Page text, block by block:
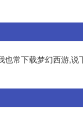
常下载梦幻西游,